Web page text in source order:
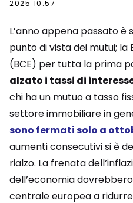
2025 10:57
L’anno appena passato
punto di vista dei mutui;
(BCE) per tutta la prima
alzato i tassi di
chi ha un mutuo a tasso
settore immobiliare in
sono fermati solo a
aumenti consecutivi si è
rialzo. La frenata
dell’economia
centrale europea a